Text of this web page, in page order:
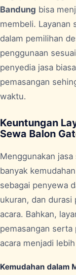
Bandung bisa
membeli. Layanan
dalam pemilihan
penggunaan
penyedia jasa
pemasangan
waktu.
Keuntungan
Sewa Balon
Menggunakan
banyak
sebagai penyewa
ukuran, dan durasi
acara. Bahkan,
pemasangan
acara menjadi
Kemudahan dalam